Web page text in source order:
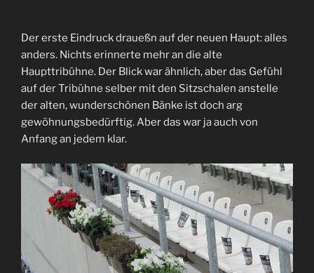
Der erste Eindruck draueßn auf der neuen Haupt: alles
anders. Nichts erinnerte mehr an die alte
Haupttribühne. Der Blick war ähnlich, aber das Gefühl
auf der Tribühne selber mit den Sitzschalen anstelle
der alten, wunderschönen Bänke ist doch arg
gewöhnungsbedürftig. Aber das war ja auch von
Anfang an jedem klar.